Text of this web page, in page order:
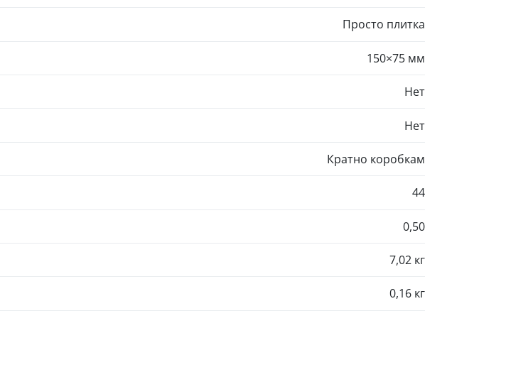
Просто плитка
150×75 мм
Нет
Нет
Кратно коробкам
44
0,50
7,02 кг
0,16 кг